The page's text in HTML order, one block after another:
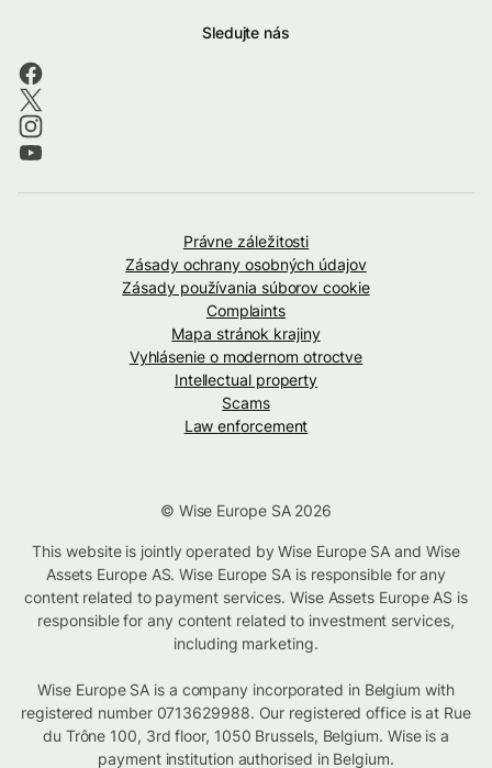
Sledujte nás
Právne záležitosti
Zásady ochrany osobných údajov
Zásady používania súborov cookie
Complaints
Mapa stránok krajiny
Vyhlásenie o modernom otroctve
Intellectual property
Scams
Law enforcement
© Wise Europe SA 2026
This website is jointly operated by Wise Europe SA and Wise
Assets Europe AS. Wise Europe SA is responsible for any
content related to payment services. Wise Assets Europe AS is
responsible for any content related to investment services,
including marketing.
Wise Europe SA is a company incorporated in Belgium with
registered number 0713629988. Our registered office is at Rue
du Trône 100, 3rd floor, 1050 Brussels, Belgium. Wise is a
payment institution authorised in Belgium.